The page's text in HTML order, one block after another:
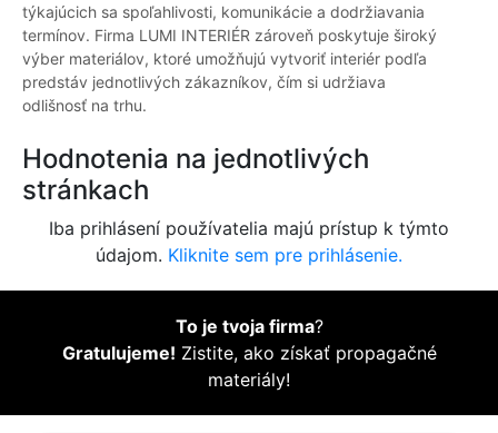
týkajúcich sa spoľahlivosti, komunikácie a dodržiavania
termínov. Firma LUMI INTERIÉR zároveň poskytuje široký
výber materiálov, ktoré umožňujú vytvoriť interiér podľa
predstáv jednotlivých zákazníkov, čím si udržiava
odlišnosť na trhu.
Hodnotenia na jednotlivých
stránkach
Iba prihlásení používatelia majú prístup k týmto
údajom. Kliknite sem pre prihlásenie.
To je tvoja firma?
Gratulujeme! Zistite, ako získať propagačné
materiály!